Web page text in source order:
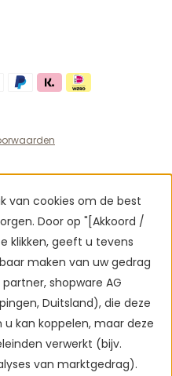
van cookies om de best
Door op "[Akkoord /
klikken, geeft u tevens
maken van uw gedrag
shopware AG
Duitsland), die deze
kan koppelen, maar deze
verwerkt (bijv.
van marktgedrag).